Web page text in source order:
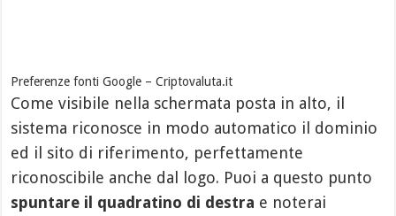
Preferenze fonti Google – Criptovaluta.it
Come visibile nella schermata posta in alto, il
sistema riconosce in modo automatico il dominio
ed il sito di riferimento, perfettamente
riconoscibile anche dal logo. Puoi a questo punto
spuntare il quadratino di destra e noterai